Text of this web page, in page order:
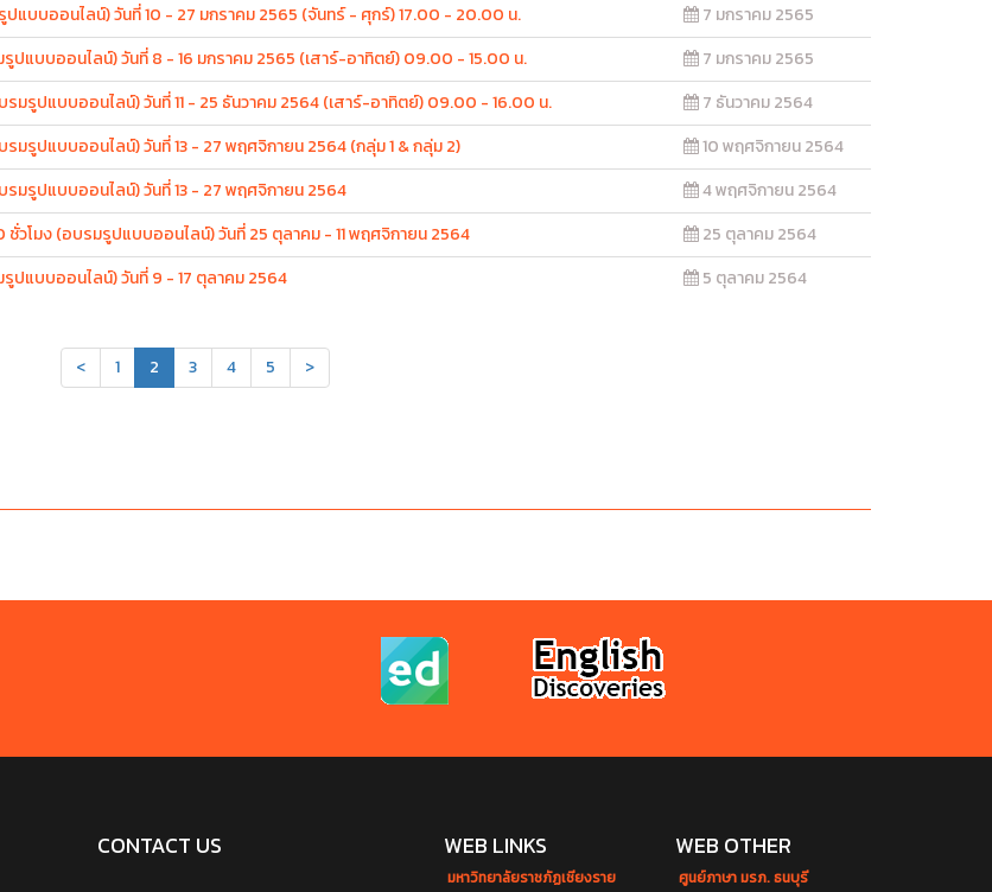
แบบออนไลน์) วันที่ 10 - 27 มกราคม 2565 (จันทร์ - ศุกร์) 17.00 - 20.00 น.
7 มกราคม 2565
ปแบบออนไลน์) วันที่ 8 - 16 มกราคม 2565 (เสาร์-อาทิตย์) 09.00 - 15.00 น.
7 มกราคม 2565
มรูปแบบออนไลน์) วันที่ 11 - 25 ธันวาคม 2564 (เสาร์-อาทิตย์) 09.00 - 16.00 น.
7 ธันวาคม 2564
มรูปแบบออนไลน์) วันที่ 13 - 27 พฤศจิกายน 2564 (กลุ่ม 1 & กลุ่ม 2)
10 พฤศจิกายน 2564
มรูปแบบออนไลน์) วันที่ 13 - 27 พฤศจิกายน 2564
4 พฤศจิกายน 2564
วโมง (อบรมรูปแบบออนไลน์) วันที่ 25 ตุลาคม - 11 พฤศจิกายน 2564
25 ตุลาคม 2564
ปแบบออนไลน์) วันที่ 9 - 17 ตุลาคม 2564 5 ตุลาคม 2564
< 1 2 3 4 5 >
CONTACT US WEB LINKS
มหาวิทยาลัยราชภัฏเชียงราย
WEB OTHER
ศูนย์ภาษา มรภ. ธนบุรี